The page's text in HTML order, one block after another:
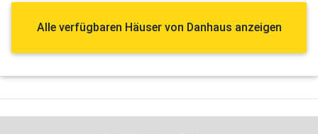
Alle verfügbaren Häuser von Danhaus anzeigen